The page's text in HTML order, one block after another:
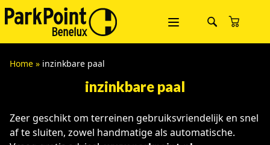
Home » inzinkbare paal
inzinkbare paal
Zeer geschikt om terreinen gebruiksvriendelijk en snel
af te sluiten, zowel handmatige als automatische.